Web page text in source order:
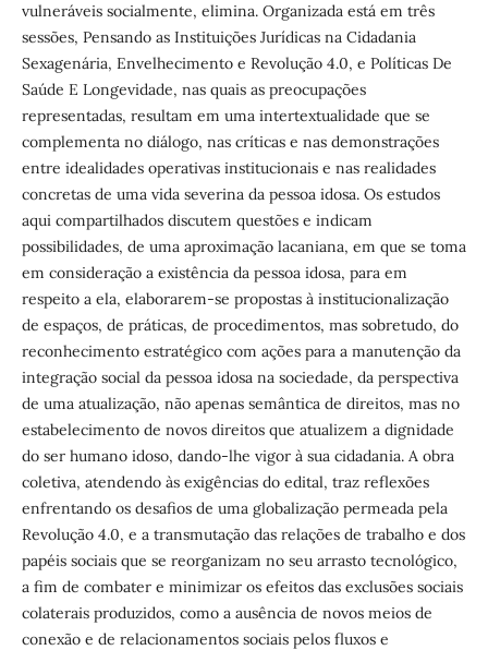
vulneráveis socialmente, elimina. Organizada está em três
sessões, Pensando as Instituições Jurídicas na Cidadania
Sexagenária, Envelhecimento e Revolução 4.0, e Políticas De
Saúde E Longevidade, nas quais as preocupações
representadas, resultam em uma intertextualidade que se
complementa no diálogo, nas críticas e nas demonstrações
entre idealidades operativas institucionais e nas realidades
concretas de uma vida severina da pessoa idosa. Os estudos
aqui compartilhados discutem questões e indicam
possibilidades, de uma aproximação lacaniana, em que se toma
em consideração a existência da pessoa idosa, para em
respeito a ela, elaborarem-se propostas à institucionalização
de espaços, de práticas, de procedimentos, mas sobretudo, do
reconhecimento estratégico com ações para a manutenção da
integração social da pessoa idosa na sociedade, da perspectiva
de uma atualização, não apenas semântica de direitos, mas no
estabelecimento de novos direitos que atualizem a dignidade
do ser humano idoso, dando-lhe vigor à sua cidadania. A obra
coletiva, atendendo às exigências do edital, traz reflexões
enfrentando os desafios de uma globalização permeada pela
Revolução 4.0, e a transmutação das relações de trabalho e dos
papéis sociais que se reorganizam no seu arrasto tecnológico,
a fim de combater e minimizar os efeitos das exclusões sociais
colaterais produzidos, como a ausência de novos meios de
conexão e de relacionamentos sociais pelos fluxos e